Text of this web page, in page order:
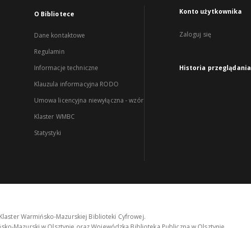
O Bibliotece
Dane kontaktowe
Regulamin
Informacje techniczne
Klauzula informacyjna RODO
Umowa licencyjna niewyłączna - wzór
Klaster WMBC
Statystyki
Konto użytkownika
Zaloguj się
Historia przeglądania
Warmińsko-Mazurskiej Biblioteki Cyfrowej.